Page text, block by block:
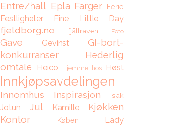
Entre/hall Epla Farger Ferie
Festligheter Fine Little Day
fjeldborg.no fjällräven Foto
Gave Gevinst
GI-bort-
konkurranser
Hederlig
omtale
Heico Hjemme hos Høst
Innkjøpsavdelingen
Innomhus Inspirasjon Isak
Jotun Jul Kamille
Kjøkken
Kontor
Køben
Lady